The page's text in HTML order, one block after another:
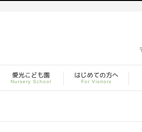
愛光こども園
Nursery School
はじめての方へ
For Visitors